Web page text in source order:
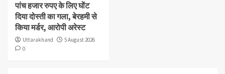
पांच हजार रुपए के लिए घोंट
दिया दोस्ती का गला, बेरहमी से
किया मर्डर, आरोपी अरेस्ट
Uttarakhand
5 August 2026
0